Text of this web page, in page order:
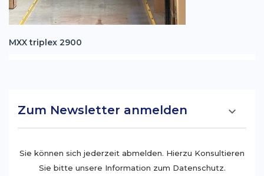
MXX triplex 2900
Zum Newsletter anmelden 
Sie können sich jederzeit abmelden. Hierzu Konsultieren
Sie bitte unsere Information zum Datenschutz.